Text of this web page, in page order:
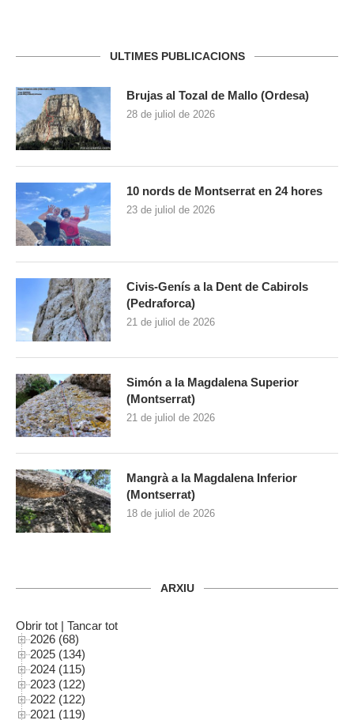
ULTIMES PUBLICACIONS
Brujas al Tozal de Mallo (Ordesa)
28 de juliol de 2026
10 nords de Montserrat en 24 hores
23 de juliol de 2026
Civis-Genís a la Dent de Cabirols
(Pedraforca)
21 de juliol de 2026
Simón a la Magdalena Superior
(Montserrat)
21 de juliol de 2026
Mangrà a la Magdalena Inferior
(Montserrat)
18 de juliol de 2026
ARXIU
Obrir tot | Tancar tot
2026 (68)
2025 (134)
2024 (115)
2023 (122)
2022 (122)
2021 (119)